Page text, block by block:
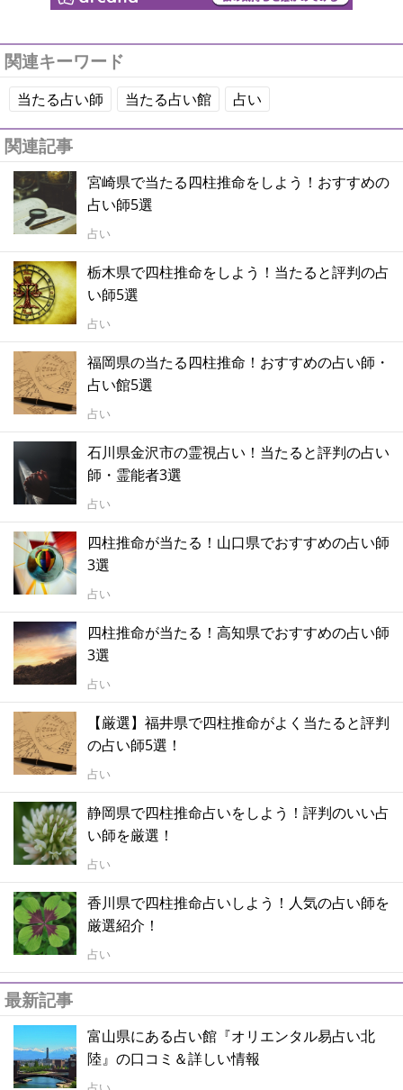
関連キーワード
当たる占い師 当たる占い館 占い
関連記事
宮崎県で当たる四柱推命をしよう！おすすめの
占い師5選
占い
栃木県で四柱推命をしよう！当たると評判の占
い師5選
占い
福岡県の当たる四柱推命！おすすめの占い師・
占い館5選
占い
石川県金沢市の霊視占い！当たると評判の占い
師・霊能者3選
占い
四柱推命が当たる！山口県でおすすめの占い師
3選
占い
四柱推命が当たる！高知県でおすすめの占い師
3選
占い
【厳選】福井県で四柱推命がよく当たると評判
の占い師5選！
占い
静岡県で四柱推命占いをしよう！評判のいい占
い師を厳選！
占い
香川県で四柱推命占いしよう！人気の占い師を
厳選紹介！
占い
最新記事
富山県にある占い館『オリエンタル易占い北
陸』の口コミ＆詳しい情報